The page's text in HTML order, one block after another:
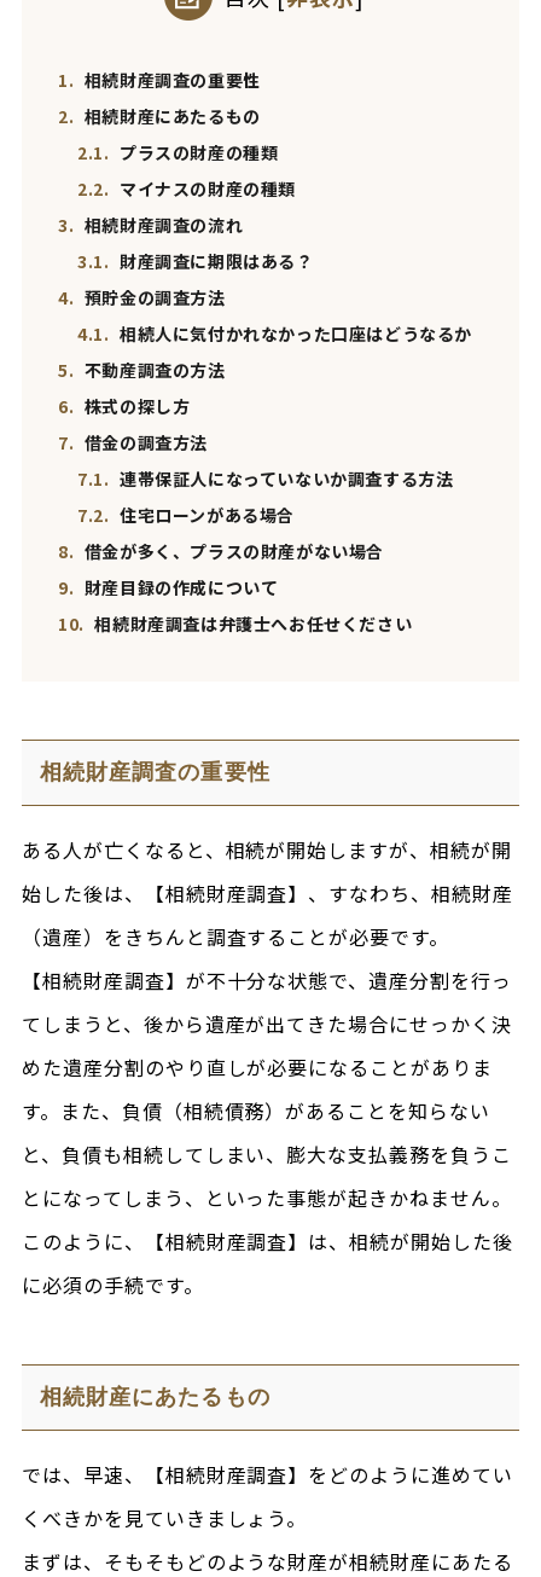
1. 相続財産調査の重要性
2. 相続財産にあたるもの
2.1. プラスの財産の種類
2.2. マイナスの財産の種類
3. 相続財産調査の流れ
3.1. 財産調査に期限はある？
4. 預貯金の調査方法
4.1. 相続人に気付かれなかった口座はどうなるか
5. 不動産調査の方法
6. 株式の探し方
7. 借金の調査方法
7.1. 連帯保証人になっていないか調査する方法
7.2. 住宅ローンがある場合
8. 借金が多く、プラスの財産がない場合
9. 財産目録の作成について
10. 相続財産調査は弁護士へお任せください
相続財産調査の重要性
ある人が亡くなると、相続が開始しますが、相続が開
始した後は、【相続財産調査】、すなわち、相続財産
（遺産）をきちんと調査することが必要です。
【相続財産調査】が不十分な状態で、遺産分割を行っ
てしまうと、後から遺産が出てきた場合にせっかく決
めた遺産分割のやり直しが必要になることがありま
す。また、負債（相続債務）があることを知らない
と、負債も相続してしまい、膨大な支払義務を負うこ
とになってしまう、といった事態が起きかねません。
このように、【相続財産調査】は、相続が開始した後
に必須の手続です。
相続財産にあたるもの
では、早速、【相続財産調査】をどのように進めてい
くべきかを見ていきましょう。
まずは、そもそもどのような財産が相続財産にあたる